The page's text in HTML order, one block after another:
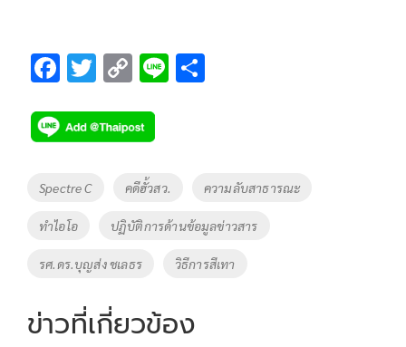
F
e
b
o
o
k
T
tt
er
C
p
y
Li
n
k
Li
Tags
Spectre C คดีฮั้วสว. ความลับสาธารณะ
ทำไอโอ ปฏิบัติการด้านข้อมูลข่าวสาร
รศ.ดร.บุญส่ง ชเลธร วิธีการสีเทา
ข่าวที่เกี่ยวข้อง